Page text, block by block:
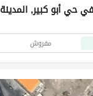
في حي أبو كبير, المدينة
مفروش